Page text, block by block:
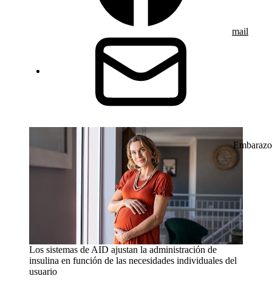
mail
Embarazo
Los sistemas de AID ajustan la administración de
insulina en función de las necesidades individuales del
usuario